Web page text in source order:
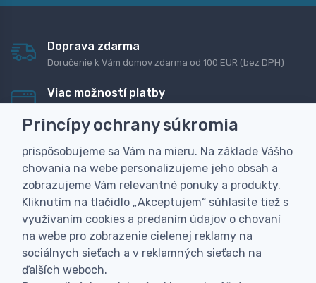
Doprava zdarma
Doručenie k Vám domov zdarma od 100 EUR (bez DPH)
Viac možností platby
dobierku
Personalizácia
Vyrobíme Vám vlastný originálny darček
Skúsenosť
Široký sortiment, z ktorého Vám pomôžeme vybrať
Princípy ochrany súkromia
prispôsobujeme sa Vám na mieru. Na základe Vášho
chovania na webe personalizujeme jeho obsah a
zobrazujeme Vám relevantné ponuky a produkty.
Kliknutím na tlačidlo „Akceptujem“ súhlasíte tiež s
využívaním cookies a predaním údajov o chovaní
na webe pro zobrazenie cielenej reklamy na
sociálnych sieťach a v reklamných sieťach na
ďalších weboch.